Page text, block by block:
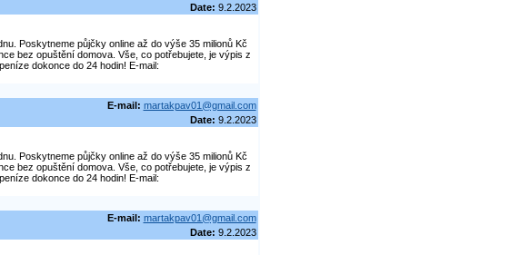
Date: 9.2.2023
Poskytneme půjčky online až do výše 35 milionů Kč
bez opuštění domova. Vše, co potřebujete, je výpis z
dokonce do 24 hodin! E-mail:
E-mail: martakpav01@gmail.com
Date: 9.2.2023
Poskytneme půjčky online až do výše 35 milionů Kč
bez opuštění domova. Vše, co potřebujete, je výpis z
dokonce do 24 hodin! E-mail:
E-mail: martakpav01@gmail.com
Date: 9.2.2023